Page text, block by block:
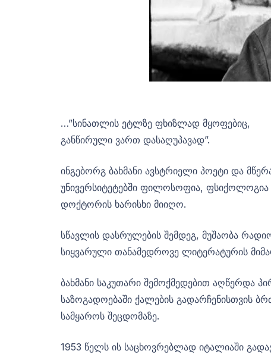
…”სინათლის ეტლზე ფხიზლად მყოფებიც,
განწირული ვართ დასაღუპავად”.
ინგებორგ ბახმანი ავსტრიელი პოეტი და
უნივერსიტეტებში ფილოსოფია,
დოქტორის ხარისხი მიიღო.
სწავლის დასრულების შემდეგ, მუშაობა
სიყვარული თანამედროვე ლიტერატურის
ბახმანი საკუთარი შემოქმედებით აღწერდა
საზოგადოებაში ქალების გადარჩენისთვის
სამყაროს შეცდომაზე.
1953 წელს ის საცხოვრებლად იტალიაში